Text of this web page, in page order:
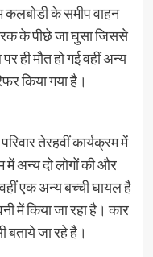
कलबोडी के समीप वाहन
के पीछे जा घुसा जिससे
ही मौत हो गई वहीं अन्य
किया गया है।
तेरहवीं कार्यक्रम में
में अन्य दो लोगों की और
वहीं एक अन्य बच्ची घायल है
में किया जा रहा है। कार
बताये जा रहे है।